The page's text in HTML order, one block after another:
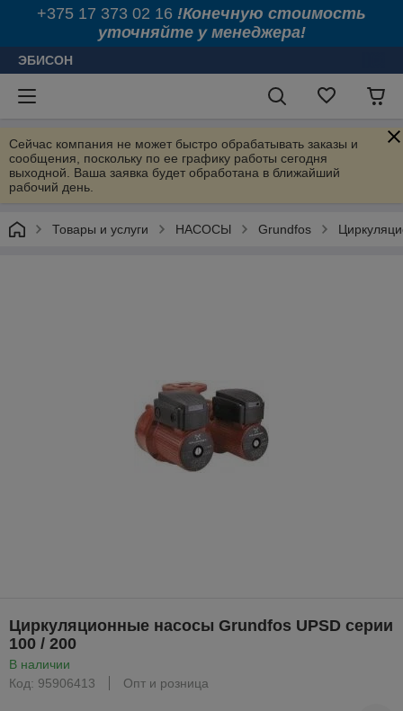
+375 17 373 02 16 !Конечную стоимость
уточняйте у менеджера!
ЭБИСОН
Сейчас компания не может быстро обрабатывать заказы и
сообщения, поскольку по ее графику работы сегодня
выходной. Ваша заявка будет обработана в ближайший
рабочий день.
Товары и услуги НАСОСЫ Grundfos
Циркуляционные насосы Grundfos UPSD серии
100 / 200
В наличии
Код: 95906413
Опт и розница